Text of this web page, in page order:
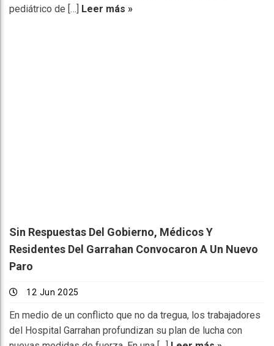
pediátrico de […] Leer más »
Sin Respuestas Del Gobierno, Médicos Y
Residentes Del Garrahan Convocaron A Un Nuevo
Paro
12 Jun 2025
En medio de un conflicto que no da tregua, los trabajadores
del Hospital Garrahan profundizan su plan de lucha con